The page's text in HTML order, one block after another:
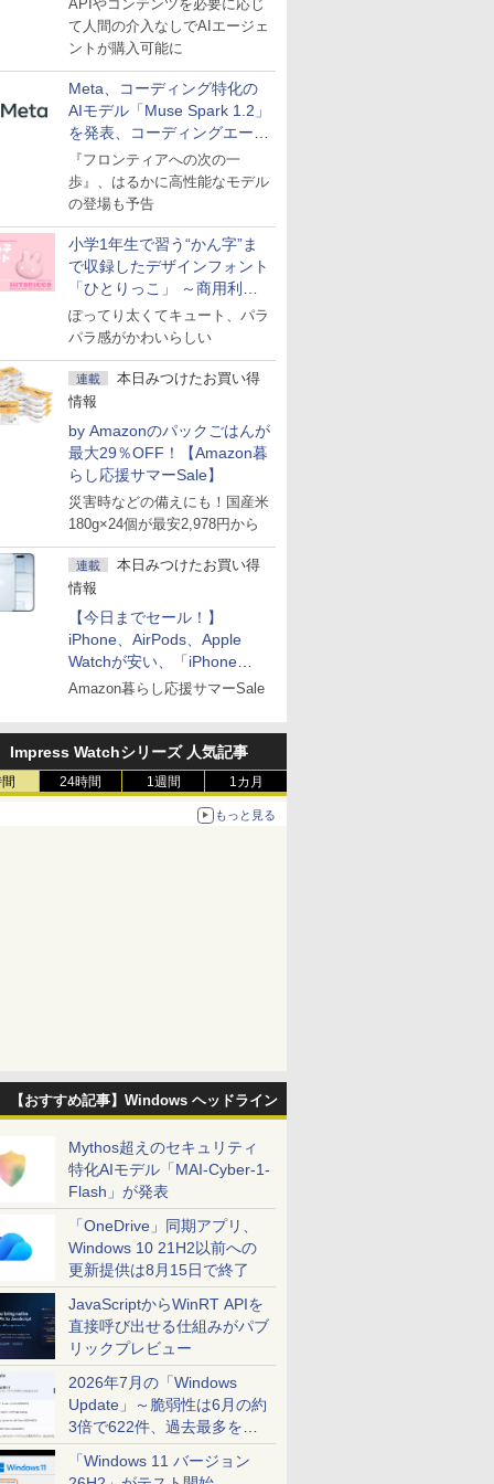
APIやコンテンツを必要に応じ
て人間の介入なしでAIエージェ
ントが購入可能に
Meta、コーディング特化の
AIモデル「Muse Spark 1.2」
を発表、コーディングエージ
ェント「Muse Code」も
『フロンティアへの次の一
歩』、はるかに高性能なモデル
の登場も予告
小学1年生で習う“かん字”ま
で収録したデザインフォント
「ひとりっこ」 ～商用利用
OK
ぽってり太くてキュート、パラ
パラ感がかわいらしい
連載
本日みつけたお買い得
情報
by Amazonのパックごはんが
最大29％OFF！【Amazon暮
らし応援サマーSale】
災害時などの備えにも！国産米
180g×24個が最安2,978円から
連載
本日みつけたお買い得
情報
【今日までセール！】
iPhone、AirPods、Apple
Watchが安い、「iPhone
Air」256GB版が139,800円な
Amazon暮らし応援サマーSale
Impress Watchシリーズ 人気記事
24時間 1週間 1カ月
もっと見る
【おすすめ記事】Windows ヘッドライン
Mythos超えのセキュリティ
特化AIモデル「MAI-Cyber-1-
Flash」が発表
「OneDrive」同期アプリ、
Windows 10 21H2以前への
更新提供は8月15日で終了
JavaScriptからWinRT APIを
直接呼び出せる仕組みがパブ
リックプレビュー
2026年7月の「Windows
Update」～脆弱性は6月の約
3倍で622件、過去最多を大
幅に更新
「Windows 11 バージョン